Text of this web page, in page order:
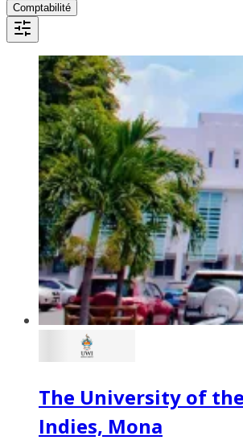
Comptabilité
The University of
Indies, Mona